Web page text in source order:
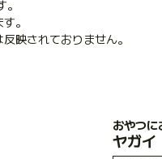
。
映されておりません。
おやつに
ヤガ